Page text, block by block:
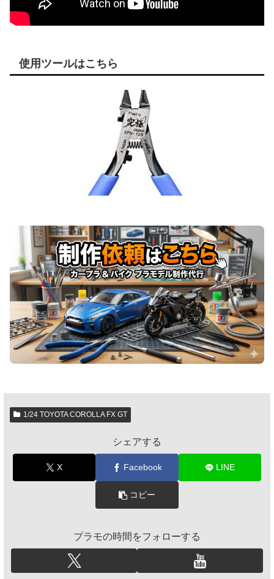
使用ツールはこちら
1/24 TOYOTA COROLLA FX GT
シェアする
X Facebook LINE
コピー
プラモの時間をフォローする